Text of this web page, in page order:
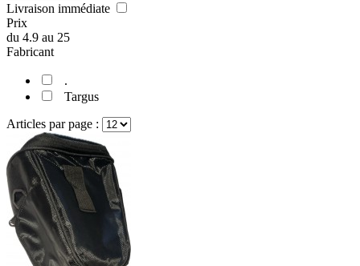
Livraison immédiate
Prix
du 4.9 au 25
Fabricant
.
Targus
Articles par page :